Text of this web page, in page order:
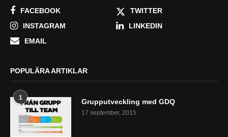
FACEBOOK
TWITTER
INSTAGRAM
LINKEDIN
EMAIL
POPULÄRA ARTIKLAR
1 Grupputveckling med GDQ
17 september, 2015